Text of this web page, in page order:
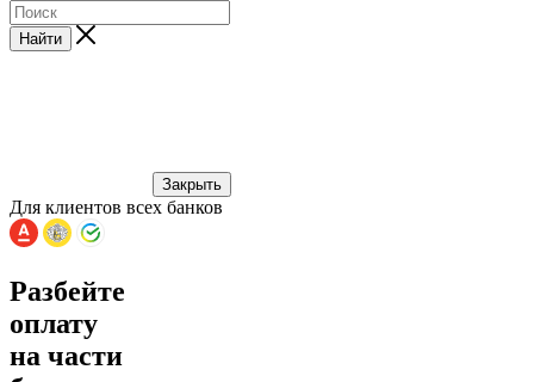
Найти
Закрыть
Для клиентов всех банков
Разбейте
оплату
на части